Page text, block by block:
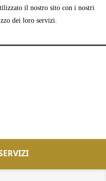
il nostro sito con i nostri
dei loro servizi.
Accedi shopping_cart Carrello(0)